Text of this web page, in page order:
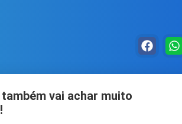
vai achar muito